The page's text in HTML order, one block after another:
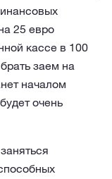
25 евро
кассе в 100
заем на
началом
очень